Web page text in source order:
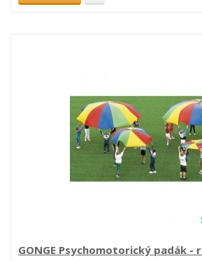
GONGE Psychomotorický padák -